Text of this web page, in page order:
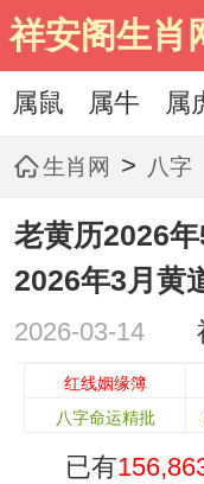
祥安阁生肖
属鼠 属牛 属
生肖网 > 八字
老黄历2026
2026年3月黄
2026-03-14
红线姻缘簿
八字命运精批
已有